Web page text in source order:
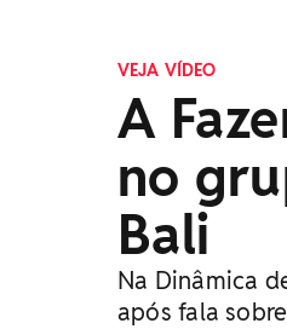
VEJA VÍDEO
A
no
Bali
Na Dinâmica
após fala